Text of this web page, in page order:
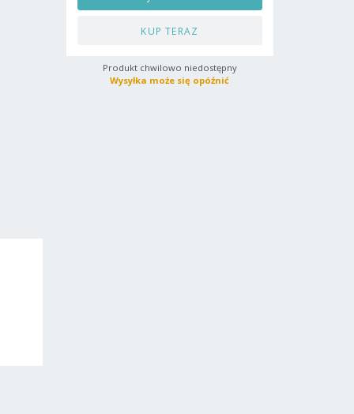
KUP TERAZ
Produkt chwilowo niedostępny
Wysyłka może się opóźnić